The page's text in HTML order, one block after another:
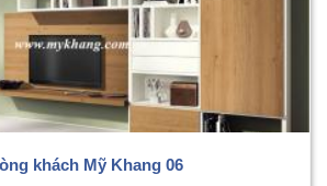
khách Mỹ Khang 06